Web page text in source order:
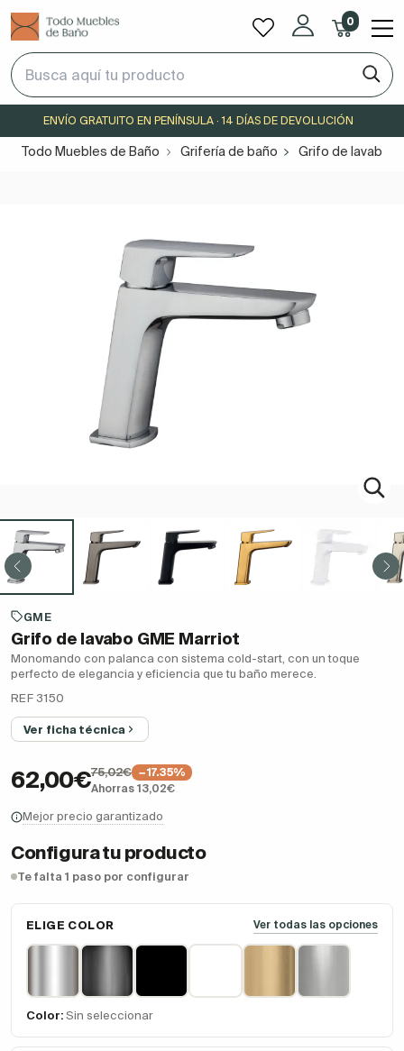
0
ENVÍO GRATUITO EN PENÍNSULA · 14 DÍAS DE DEVOLUCIÓN
Todo Muebles de Baño Grifería de baño Grifo de lavabo
GME
Grifo de lavabo GME Marriot
Monomando con palanca con sistema cold-start, con un toque
perfecto de elegancia y eficiencia que tu baño merece.
REF 3150
Ver ficha técnica
62,00€75,02€
−17.35%
Ahorras 13,02€
Mejor precio garantizado
Configura tu producto
Te falta 1 paso por configurar
ELIGE COLOR Ver todas las opciones
Color: Sin seleccionar